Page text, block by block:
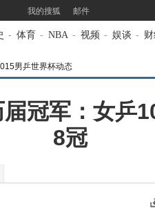
我的搜狐 邮件
- 体育 - NBA - 视频 - 娱谈 -
男乒世界杯动态
冠军：女乒
8冠